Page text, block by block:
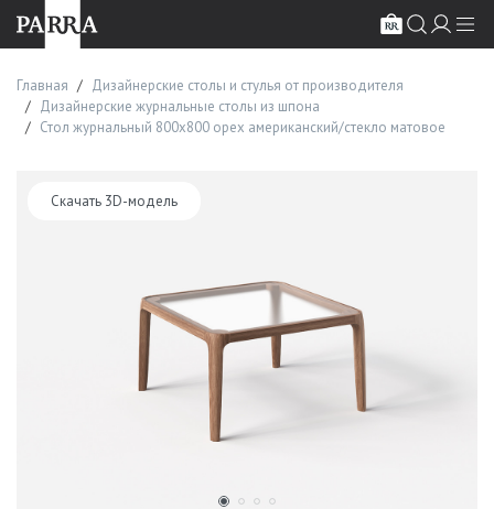
Главная
Дизайнерские столы и стулья от производителя
Дизайнерские журнальные столы из шпона
Стол журнальный 800х800 орех американский/стекло матовое
Скачать 3D-модель